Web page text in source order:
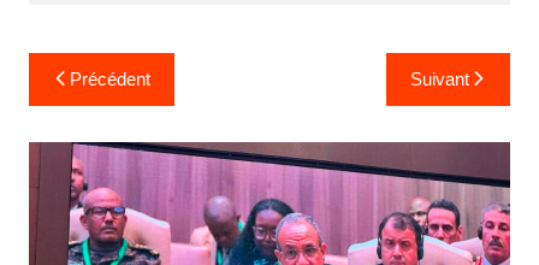
Navigation
de
l’article
Précédent Suivant